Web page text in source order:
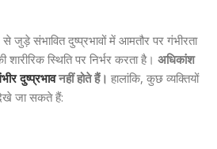
संभावित दुष्प्रभावों में आमतौर पर गंभीरता
स्थिति पर निर्भर करता है। अधिकांश
दुष्प्रभावनहीं होते हैं। हालांकि, कुछ व्यक्तियों
जा सकते हैं: